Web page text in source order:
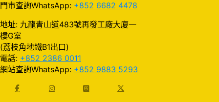
門市查詢WhatsApp: +852 6682 4478
地址: 九龍青山道483號再發工廠大廈一
樓G室
(荔枝角地鐵B1出口)
電話: +852 2386 0011
網站查詢WhatsApp: +852 9883 5293